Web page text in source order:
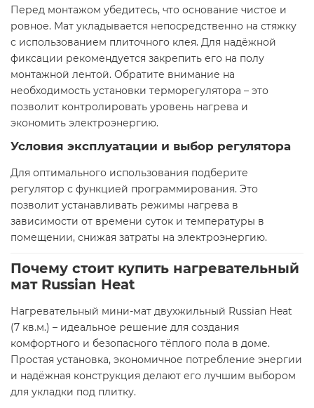
Перед монтажом убедитесь, что основание чистое и
ровное. Мат укладывается непосредственно на стяжку
с использованием плиточного клея. Для надёжной
фиксации рекомендуется закрепить его на полу
монтажной лентой. Обратите внимание на
необходимость установки терморегулятора – это
позволит контролировать уровень нагрева и
экономить электроэнергию.
Условия эксплуатации и выбор регулятора
Для оптимального использования подберите
регулятор с функцией программирования. Это
позволит устанавливать режимы нагрева в
зависимости от времени суток и температуры в
помещении, снижая затраты на электроэнергию.
Почему стоит купить нагревательный
мат Russian Heat
Нагревательный мини-мат двухжильный Russian Heat
(7 кв.м.) – идеальное решение для создания
комфортного и безопасного тёплого пола в доме.
Простая установка, экономичное потребление энергии
и надёжная конструкция делают его лучшим выбором
для укладки под плитку.